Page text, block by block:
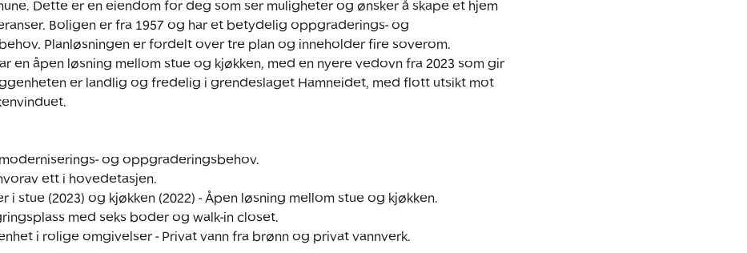
Dette er en eiendom for deg som ser muligheter og ønsker å skape et hjem
Boligen er fra 1957 og har et betydelig oppgraderings- og
Planløsningen er fordelt over tre plan og inneholder fire soverom.
en åpen løsning mellom stue og kjøkken, med en nyere vedovn fra 2023 som gir
er landlig og fredelig i grendeslaget Hamneidet, med flott utsikt mot
og oppgraderingsbehov.
ett i hovedetasjen.
i stue (2023) og kjøkken (2022) - Åpen løsning mellom stue og kjøkken.
med seks boder og walk-in closet.
i rolige omgivelser - Privat vann fra brønn og privat vannverk.